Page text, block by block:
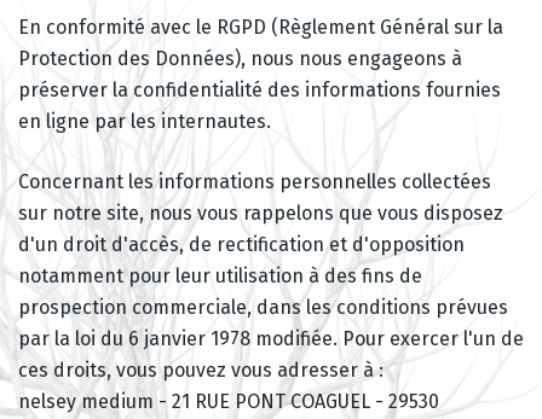
En conformité avec le RGPD (Règlement Général sur la
Protection des Données), nous nous engageons à
préserver la confidentialité des informations fournies
en ligne par les internautes.
Concernant les informations personnelles collectées
sur notre site, nous vous rappelons que vous disposez
d'un droit d'accès, de rectification et d'opposition
notamment pour leur utilisation à des fins de
prospection commerciale, dans les conditions prévues
par la loi du 6 janvier 1978 modifiée. Pour exercer l'un de
ces droits, vous pouvez vous adresser à :
nelsey medium - 21 RUE PONT COAGUEL - 29530